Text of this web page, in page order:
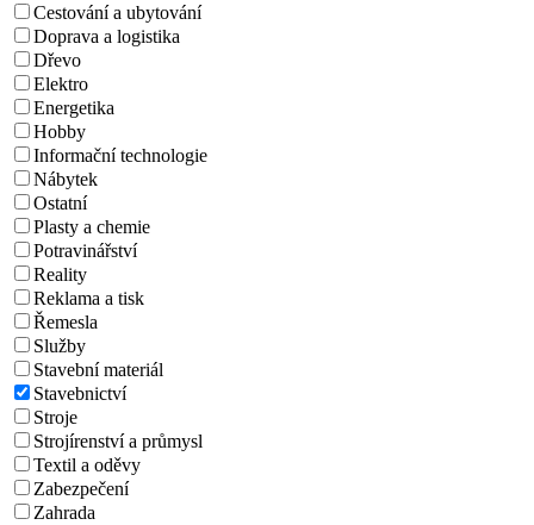
Cestování a ubytování
Doprava a logistika
Dřevo
Elektro
Energetika
Hobby
Informační technologie
Nábytek
Ostatní
Plasty a chemie
Potravinářství
Reality
Reklama a tisk
Řemesla
Služby
Stavební materiál
Stavebnictví
Stroje
Strojírenství a průmysl
Textil a oděvy
Zabezpečení
Zahrada